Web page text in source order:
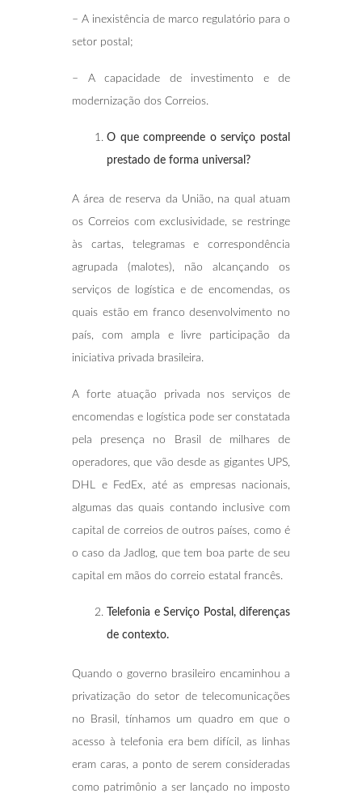
– A inexistência de marco regulatório para o
setor postal;
– A capacidade de investimento e de
modernização dos Correios.
O que compreende o serviço postal
prestado de forma universal?
A área de reserva da União, na qual atuam
os Correios com exclusividade, se restringe
às cartas, telegramas e correspondência
agrupada (malotes), não alcançando os
serviços de logística e de encomendas, os
quais estão em franco desenvolvimento no
país, com ampla e livre participação da
iniciativa privada brasileira.
A forte atuação privada nos serviços de
encomendas e logística pode ser constatada
pela presença no Brasil de milhares de
operadores, que vão desde as gigantes UPS,
DHL e FedEx, até as empresas nacionais,
algumas das quais contando inclusive com
capital de correios de outros países, como é
o caso da Jadlog, que tem boa parte de seu
capital em mãos do correio estatal francês.
Telefonia e Serviço Postal, diferenças
de contexto.
Quando o governo brasileiro encaminhou a
privatização do setor de telecomunicações
no Brasil, tínhamos um quadro em que o
acesso à telefonia era bem difícil, as linhas
eram caras, a ponto de serem consideradas
como patrimônio a ser lançado no imposto